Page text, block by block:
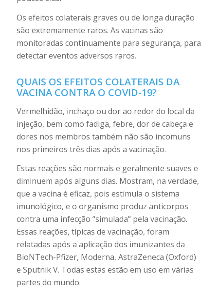
Os efeitos colaterais graves ou de longa duração
são extremamente raros. As vacinas são
monitoradas continuamente para segurança, para
detectar eventos adversos raros.
QUAIS OS EFEITOS COLATERAIS DA
VACINA CONTRA O COVID-19?
Vermelhidão, inchaço ou dor ao redor do local da
injeção, bem como fadiga, febre, dor de cabeça e
dores nos membros também não são incomuns
nos primeiros três dias após a vacinação.
Estas reações são normais e geralmente suaves e
diminuem após alguns dias. Mostram, na verdade,
que a vacina é eficaz, pois estimula o sistema
imunológico, e o organismo produz anticorpos
contra uma infecção “simulada” pela vacinação.
Essas reações, típicas de vacinação, foram
relatadas após a aplicação dos imunizantes da
BioNTech-Pfizer, Moderna, AstraZeneca (Oxford)
e Sputnik V. Todas estas estão em uso em várias
partes do mundo.